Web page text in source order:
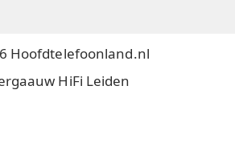
Hoofdtelefoonland.nl
HiFi Leiden